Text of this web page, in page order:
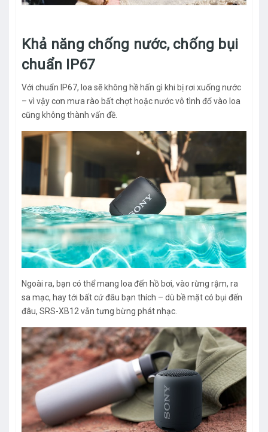
Khả năng chống nước, chống bụi
chuẩn IP67
Với chuẩn IP67, loa sẽ không hề hấn gì khi bị rơi xuống nước
– vì vậy cơn mưa rào bất chợt hoặc nước vô tình đổ vào loa
cũng không thành vấn đề.
Ngoài ra, bạn có thể mang loa đến hồ bơi, vào rừng rậm, ra
sa mạc, hay tới bất cứ đâu bạn thích – dù bề mặt có bụi đến
đâu, SRS-XB12 vẫn tưng bừng phát nhạc.